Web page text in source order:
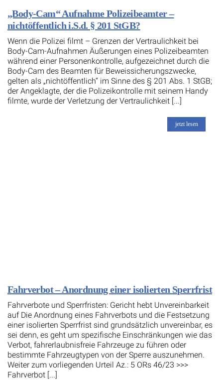
„Body-Cam“ Aufnahme Polizeibeamter –
nichtöffentlich i.S.d. § 201 StGB?
Wenn die Polizei filmt – Grenzen der Vertraulichkeit bei
Body-Cam-Aufnahmen Äußerungen eines Polizeibeamten
während einer Personenkontrolle, aufgezeichnet durch die
Body-Cam des Beamten für Beweissicherungszwecke,
gelten als „nichtöffentlich“ im Sinne des § 201 Abs. 1 StGB;
der Angeklagte, der die Polizeikontrolle mit seinem Handy
filmte, wurde der Verletzung der Vertraulichkeit [...]
jetzt lesen
Fahrverbot – Anordnung einer isolierten Sperrfrist
Fahrverbote und Sperrfristen: Gericht hebt Unvereinbarkeit
auf Die Anordnung eines Fahrverbots und die Festsetzung
einer isolierten Sperrfrist sind grundsätzlich unvereinbar, es
sei denn, es geht um spezifische Einschränkungen wie das
Verbot, fahrerlaubnisfreie Fahrzeuge zu führen oder
bestimmte Fahrzeugtypen von der Sperre auszunehmen.
Weiter zum vorliegenden Urteil Az.: 5 ORs 46/23 >>>
Fahrverbot [...]